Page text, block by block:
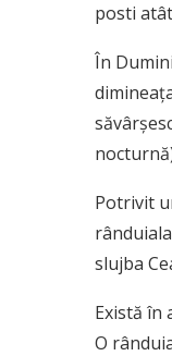
posti
În
Potrivit
slujba
Există în
O